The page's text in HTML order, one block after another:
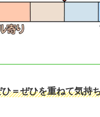
＝ぜひを重ねて気持